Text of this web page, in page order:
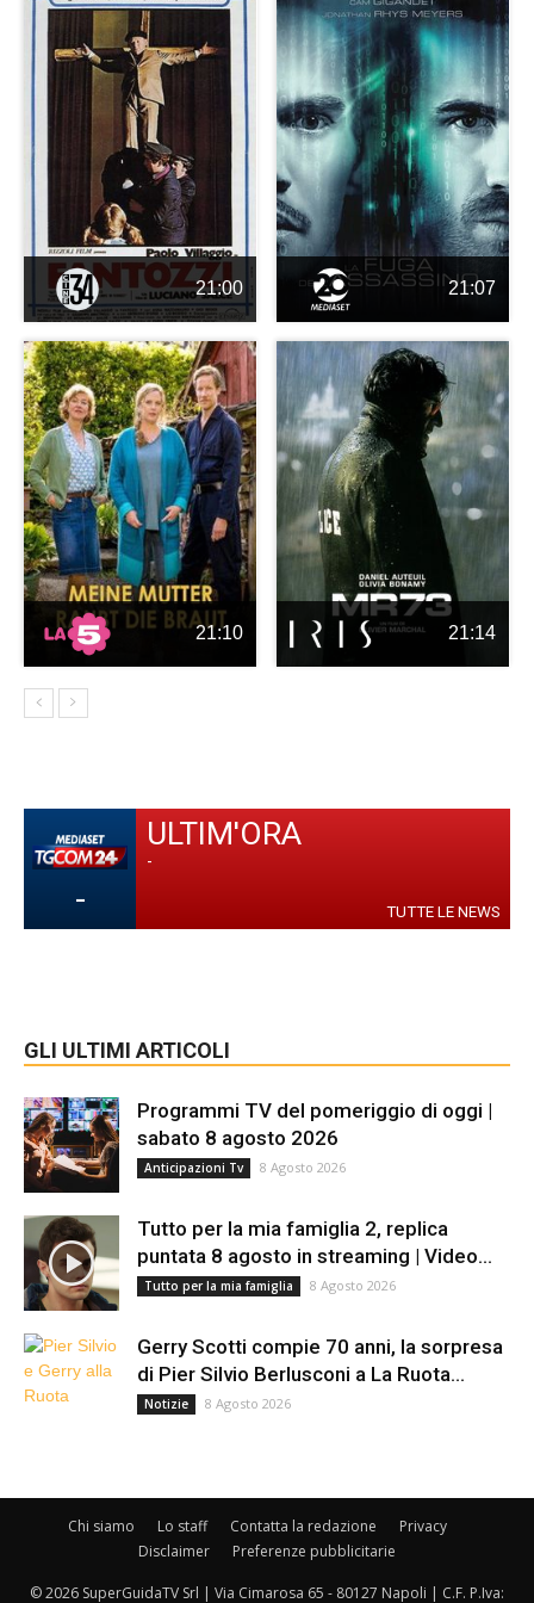
21:00 21:07
21:10 21:14
-
ULTIM'ORA
-
TUTTE LE NEWS
GLI ULTIMI ARTICOLI
Programmi TV del pomeriggio di oggi |
sabato 8 agosto 2026
Anticipazioni Tv 8 Agosto 2026
Tutto per la mia famiglia 2, replica
puntata 8 agosto in streaming | Video...
Tutto per la mia famiglia 8 Agosto 2026
Gerry Scotti compie 70 anni, la sorpresa
di Pier Silvio Berlusconi a La Ruota...
Notizie 8 Agosto 2026
Chi siamo Lo staff Contatta la redazione
Privacy
Disclaimer
Preferenze pubblicitarie
© 2026 SuperGuidaTV Srl | Via Cimarosa 65 - 80127 Napoli | C.F. P.Iva: